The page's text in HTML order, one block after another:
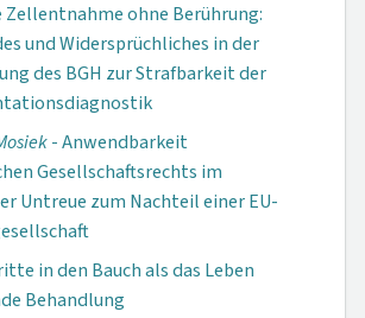
Zellentnahme ohne Berührung:
und Widersprüchliches in der
des BGH zur Strafbarkeit der
- Anwendbarkeit
Gesellschaftsrechts im
Untreue zum Nachteil einer EU-
in den Bauch als das Leben
Behandlung